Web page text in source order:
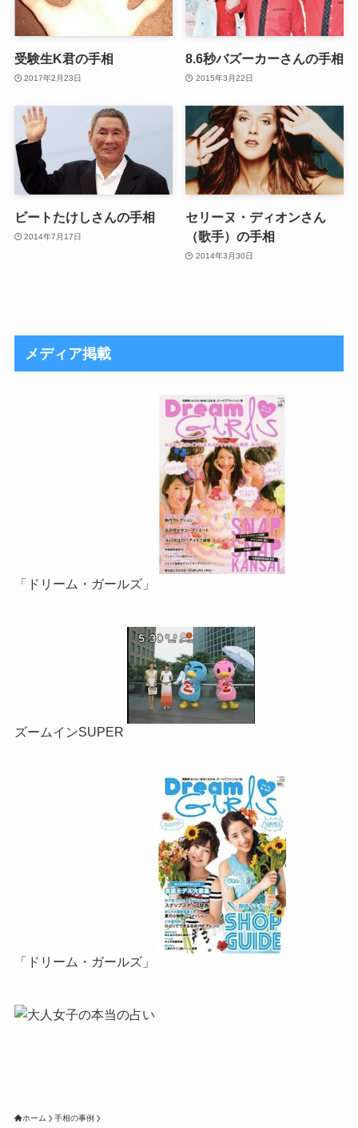
受験生K君の手相
2017年2月23日
8.6秒バズーカーさんの手相
2015年3月22日
ビートたけしさんの手相
2014年7月17日
セリーヌ・ディオンさん
（歌手）の手相
2014年3月30日
メディア掲載
「ドリーム・ガールズ」
ズームインSUPER
「ドリーム・ガールズ」
ホーム 手相の事例